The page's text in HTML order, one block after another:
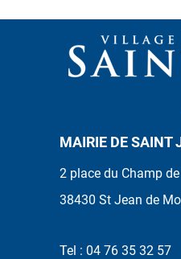
MAIRIE DE SAINT
2 place du Champ
38430 St Jean de
Tel : 04 76 35 32 57